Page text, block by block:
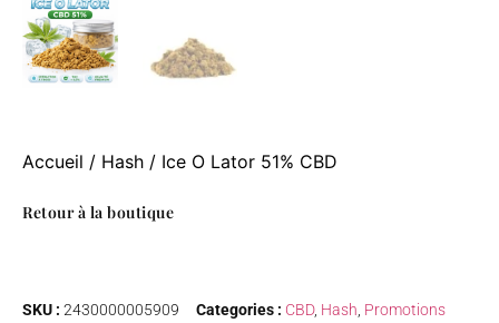
Accueil / Hash / Ice O Lator 51% CBD
Retour à la boutique
SKU : 2430000005909 Categories : CBD, Hash Promotions